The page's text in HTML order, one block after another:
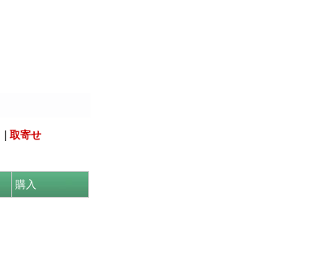
取寄せ
購入